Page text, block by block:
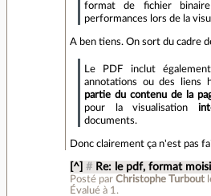
format de fichier
performances lors de la
A ben tiens. On sort du cadre
Le PDF inclut
annotations ou des liens
partie du contenu de la
pour la visualisation
documents.
Donc clairement ça n'est pas
[^] # Re: le pdf, format
Posté parChristophe Turbout
Évalué à 1 .